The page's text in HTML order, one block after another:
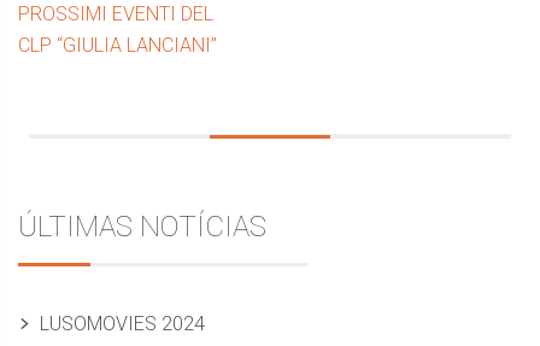
PROSSIMI EVENTI DEL
CLP “GIULIA LANCIANI”
Barra
laterale
ÚLTIMAS NOTÍCIAS
LUSOMOVIES 2024